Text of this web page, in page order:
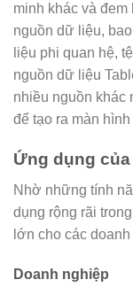
minh khác và
nguồn dữ liệu,
liệu phi quan hệ,
nguồn dữ liệu
nhiều nguồn khác
để tạo ra màn
Ứng dụng
Nhờ những tính
dụng rộng rãi
lớn cho các
Doanh nghiệp